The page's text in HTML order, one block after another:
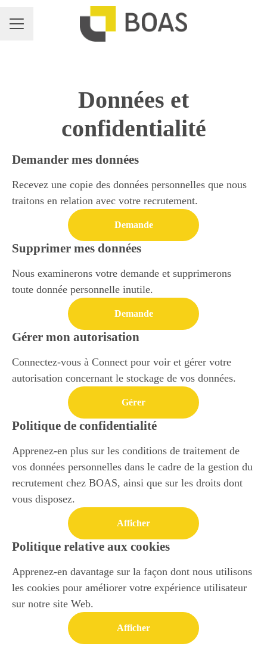
MENU CARRIÈRE
Données et
confidentialité
Demander mes données
Recevez une copie des données personnelles que nous
traitons en relation avec votre recrutement.
Demande
Supprimer mes données
Nous examinerons votre demande et supprimerons
toute donnée personnelle inutile.
Demande
Gérer mon autorisation
Connectez-vous à Connect pour voir et gérer votre
autorisation concernant le stockage de vos données.
Gérer
Politique de confidentialité
Apprenez-en plus sur les conditions de traitement de
vos données personnelles dans le cadre de la gestion du
recrutement chez BOAS, ainsi que sur les droits dont
vous disposez.
Afficher
Politique relative aux cookies
Apprenez-en davantage sur la façon dont nous utilisons
les cookies pour améliorer votre expérience utilisateur
sur notre site Web.
Afficher